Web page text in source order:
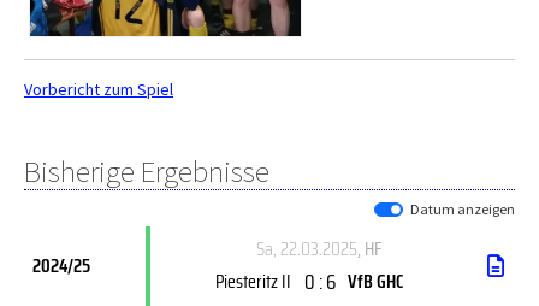
Vorbericht zum Spiel
Bisherige Ergebnisse
Datum anzeigen
2024/25
Sa, 22.03.2025, HF
Piesteritz II 0 : 6 VfB GHC